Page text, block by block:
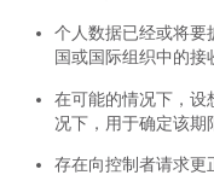
个人数据已经或将要
国或国际组织中的接
在可能的情况下，设
况下，用于确定该期
存在向控制者请求更